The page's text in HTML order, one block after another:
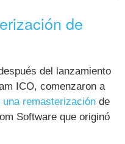
de
del lanzamiento
ICO, comenzaron a
una remasterización de
Software que originó